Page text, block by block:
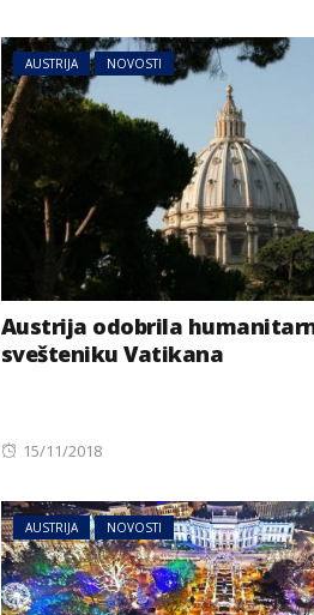
AUSTRIJA NOVOSTI
Austrija odobrila
svešteniku Vatikana
Posted
15/11/2018
AUSTRIJA NOVOSTI